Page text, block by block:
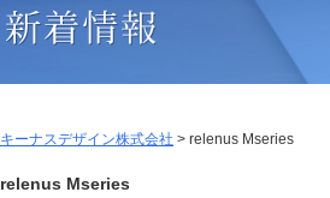
キーナスデザイン株式会社 > relenus Mseries
relenus Mseries